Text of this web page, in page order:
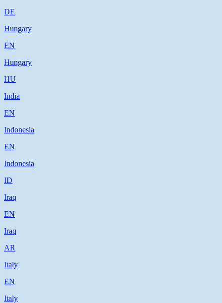
DE
Hungary
EN
Hungary
HU
India
EN
Indonesia
EN
Indonesia
ID
Iraq
EN
Iraq
AR
Italy
EN
Italy